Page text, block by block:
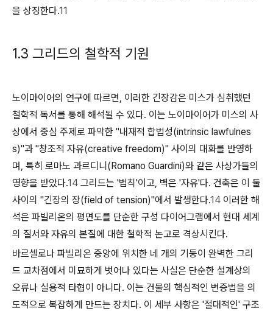
을 상징한다.11
1.3 그리드의 철학적 기원
노이마이어의 연구에 따르면, 이러한 긴장감은 미스가 심취했던
철학적 독서를 통해 해석될 수 있다. 이는 노이마이어가 미스의 사
상에서 중심 주제로 파악한 "내재적 합법성(intrinsic lawfulnes
s)"과 "창조적 자유(creative freedom)" 사이의 대화를 반영하
며, 특히 로마노 과르디니(Romano Guardini)와 같은 사상가들의
영향을 받았다.14 그리드는 '법칙'이고, 벽은 '자유'다. 건축은 이 둘
사이의 "긴장의 장(field of tension)"에서 발생한다.14 이러한 해
석은 파빌리온의 평면도를 단순한 구성 다이어그램에서 현대 세계
의 질서와 자유의 본질에 대한 철학적 논고로 격상시킨다.
바르셀로나 파빌리온 중앙에 위치한 네 개의 기둥이 완벽한 그리
드 교차점에서 미묘하게 벗어나 있다는 사실은 단순한 설계상의
오류나 실용적 타협이 아니다. 이는 건물의 핵심적인 변증법을 의
도적으로 복잡하게 만드는 장치다. 이 세부 사항은 '절대적인' 구조